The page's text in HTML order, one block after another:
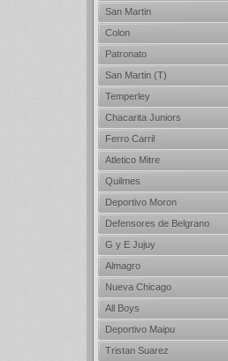
San Martin
Colon
Patronato
San Martin (T)
Temperley
Chacarita Juniors
Ferro Carril
Atletico Mitre
Quilmes
Deportivo Moron
Defensores de Belgrano
G y E Jujuy
Almagro
Nueva Chicago
All Boys
Deportivo Maipu
Tristan Suarez